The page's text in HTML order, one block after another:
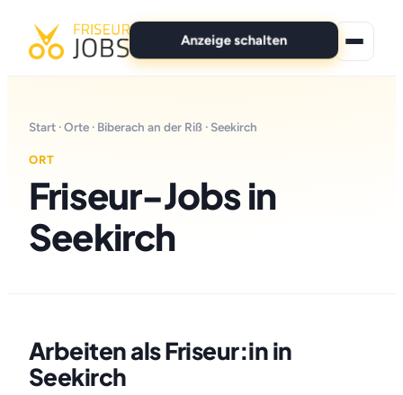
Anzeige schalten
Für Bewerber
Marken
Start ·Orte · Biberach an der Riß · Seekirch
ORT
Friseur-Jobs in
Seekirch
Arbeiten als Friseur:in in
Seekirch